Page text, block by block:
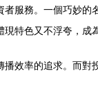
服務。一個巧妙的
特色又不浮夸，成
效率的追求。而